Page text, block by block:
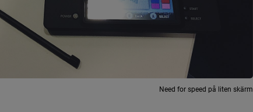
Need for speed på liten skärm